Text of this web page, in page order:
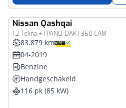
Nissan Qashqai
1.2 Tekna + | PANO-DAK | 360 CAM
83.879 km
04-2019
Benzine
Handgeschakeld
116 pk (85 kW)